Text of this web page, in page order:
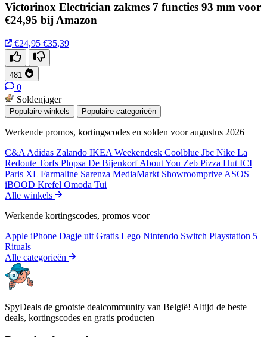
Victorinox Electrician zakmes 7 functies 93 mm voor
€24,95 bij Amazon
€24,95 €35,39
481
0
Soldenjager
Populaire winkels Populaire categorieën
Werkende promos, kortingscodes en solden voor augustus 2026
C&A Adidas Zalando IKEA Weekendesk Coolblue Jbc Nike La
Redoute Torfs Plopsa De BijenkorfAbout You Zeb Pizza Hut ICI
Paris XL Farmaline Sarenza MediaMarkt Showroomprive ASOS
iBOOD Krefel Omoda Tui
Alle winkels
Werkende kortingscodes, promos voor
Apple iPhone Dagje uit Gratis Lego Nintendo Switch Playstation 5
Rituals
Alle categorieën
SpyDeals de grootste dealcommunity van België! Altijd de beste
deals, kortingscodes en gratis producten